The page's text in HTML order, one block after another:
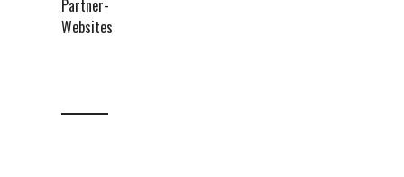
Partner-
Websites